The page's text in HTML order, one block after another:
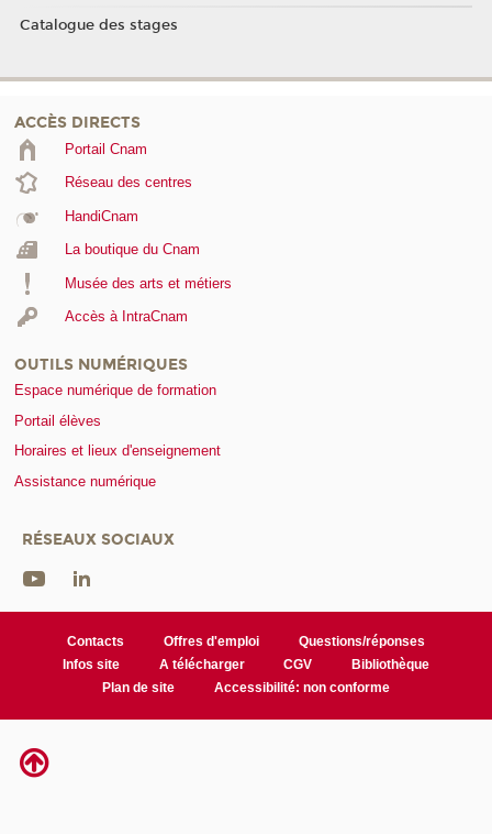
Catalogue des stages
ACCÈS DIRECTS
Portail Cnam
Réseau des centres
HandiCnam
La boutique du Cnam
Musée des arts et métiers
Accès à IntraCnam
OUTILS NUMÉRIQUES
Espace numérique de formation
Portail élèves
Horaires et lieux d'enseignement
Assistance numérique
RÉSEAUX SOCIAUX
Contacts Offres d'emploi
Questions/réponses
Infos site
A télécharger CGV
Bibliothèque
Plan de site
Accessibilité: non conforme